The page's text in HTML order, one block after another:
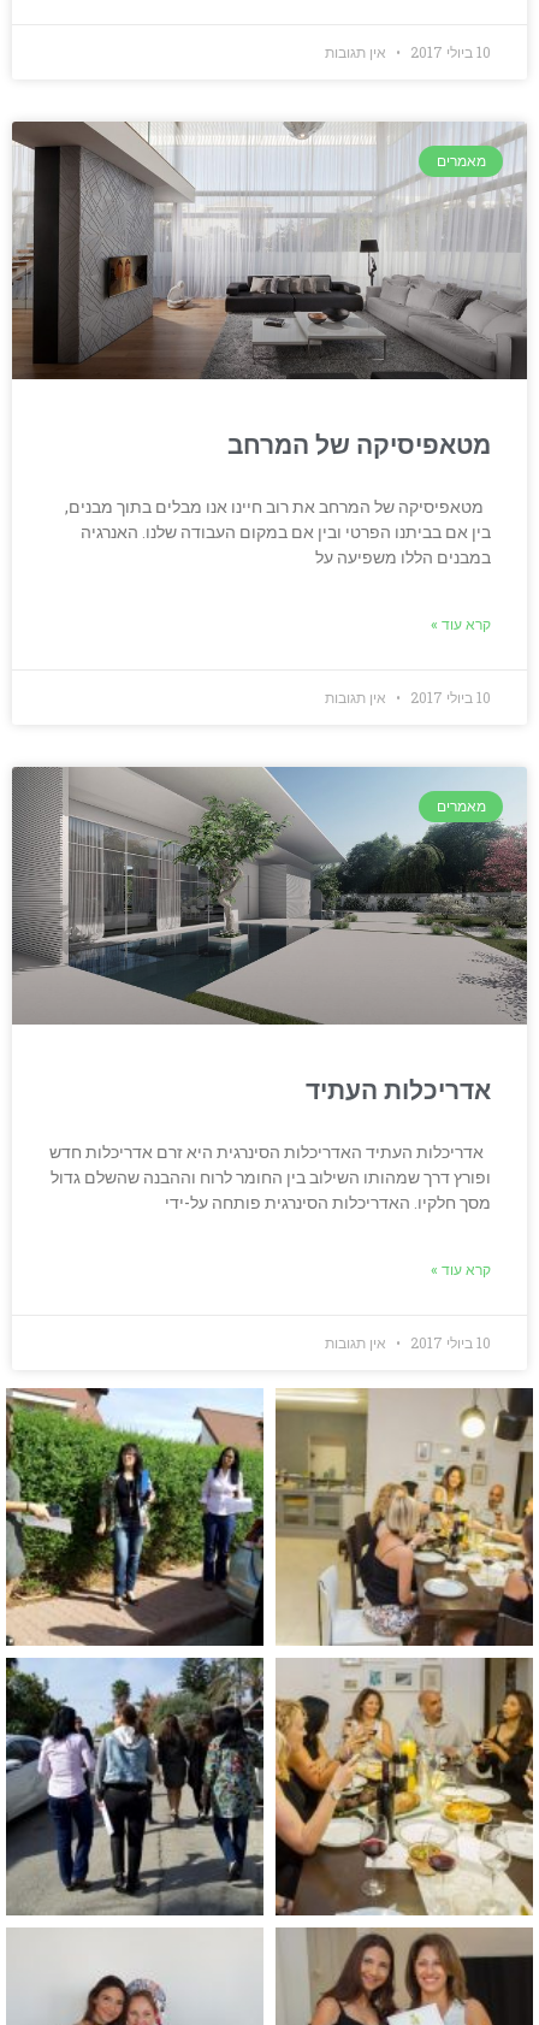
10 ביולי 2017 אין תגובות
מאמרים
מטאפיסיקה של המרחב
מטאפיסיקה של המרחב את רוב חיינו אנו מבלים בתוך מבנים,
בין אם בביתנו הפרטי ובין אם במקום העבודה שלנו. האנרגיה
במבנים הללו משפיעה על
קרא עוד »
10 ביולי 2017 אין תגובות
מאמרים
אדריכלות העתיד
אדריכלות העתיד האדריכלות הסינרגית היא זרם אדריכלות חדש
ופורץ דרך שמהותו השילוב בין החומר לרוח וההבנה שהשלם גדול
מסך חלקיו. האדריכלות הסינרגית פותחה על-ידי
קרא עוד »
10 ביולי 2017 אין תגובות